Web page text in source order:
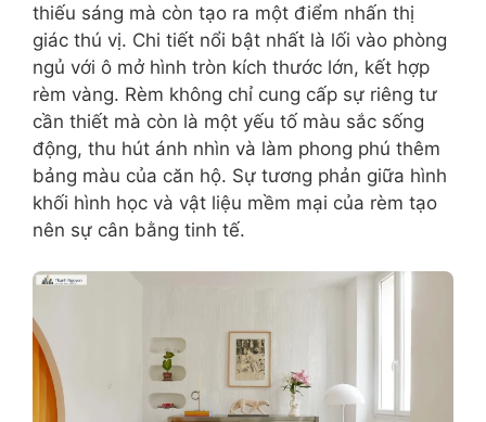
thiếu sáng mà còn tạo ra một điểm nhấn thị
giác thú vị. Chi tiết nổi bật nhất là lối vào phòng
ngủ với ô mở hình tròn kích thước lớn, kết hợp
rèm vàng. Rèm không chỉ cung cấp sự riêng tư
cần thiết mà còn là một yếu tố màu sắc sống
động, thu hút ánh nhìn và làm phong phú thêm
bảng màu của căn hộ. Sự tương phản giữa hình
khối hình học và vật liệu mềm mại của rèm tạo
nên sự cân bằng tinh tế.